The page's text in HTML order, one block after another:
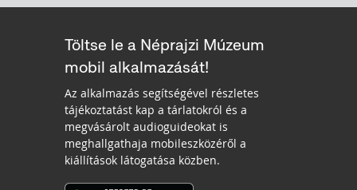
Töltse le a Néprajzi Múzeum
mobil alkalmazását!
Az alkalmazás segítségével részletes
tájékoztatást kap a tárlatokról és a
megvásárolt audioguideokat is
meghallgathaja mobileszközéről a
kiállítások látogatása közben.